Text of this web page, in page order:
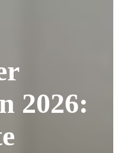
2026: